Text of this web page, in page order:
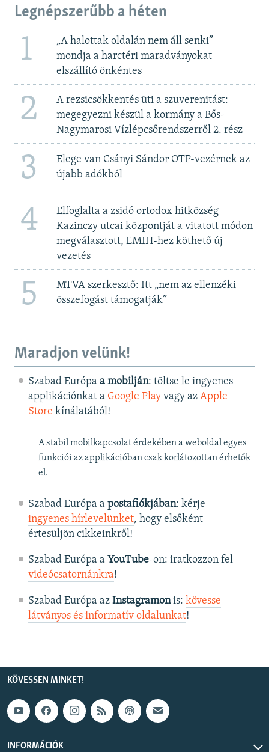
Legnépszerűbb a héten
1
„A halottak oldalán nem áll senki” –
mondja a harctéri maradványokat
elszállító önkéntes
2
A rezsicsökkentés üti a szuverenitást:
megegyezni készül a kormány a Bős-
Nagymarosi Vízlépcsőrendszerről 2. rész
3
Elege van Csányi Sándor OTP-vezérnek az
újabb adókból
4
Elfoglalta a zsidó ortodox hitközség
Kazinczy utcai központját a vitatott módon
megválasztott, EMIH-hez köthető új
vezetés
5
MTVA szerkesztő: Itt „nem az ellenzéki
összefogást támogatják”
Maradjon velünk!
Szabad Európa a mobilján: töltse le ingyenes
applikációnkat a Google Playvagy az Apple
Store kínálatából!
A stabil mobilkapcsolat érdekében a weboldal egyes
funkciói az applikációban csak korlátozottan érhetők
el.
Szabad Európa a postafiókjában: kérje
ingyenes hírlevelünket, hogy elsőként
értesüljön cikkeinkről!
Szabad Európa a YouTube-on: iratkozzon fel
videócsatornánkra!
Szabad Európa az Instagramonis: kövesse
látványos és informatív oldalunkat! ​
KÖVESSEN MINKET!
INFORMÁCIÓK